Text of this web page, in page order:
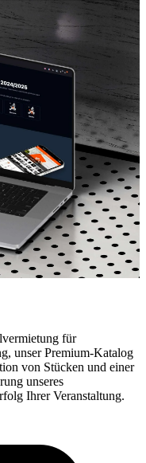
für
unser Premium-Katalog
von Stücken und einer
unseres
Ihrer Veranstaltung.